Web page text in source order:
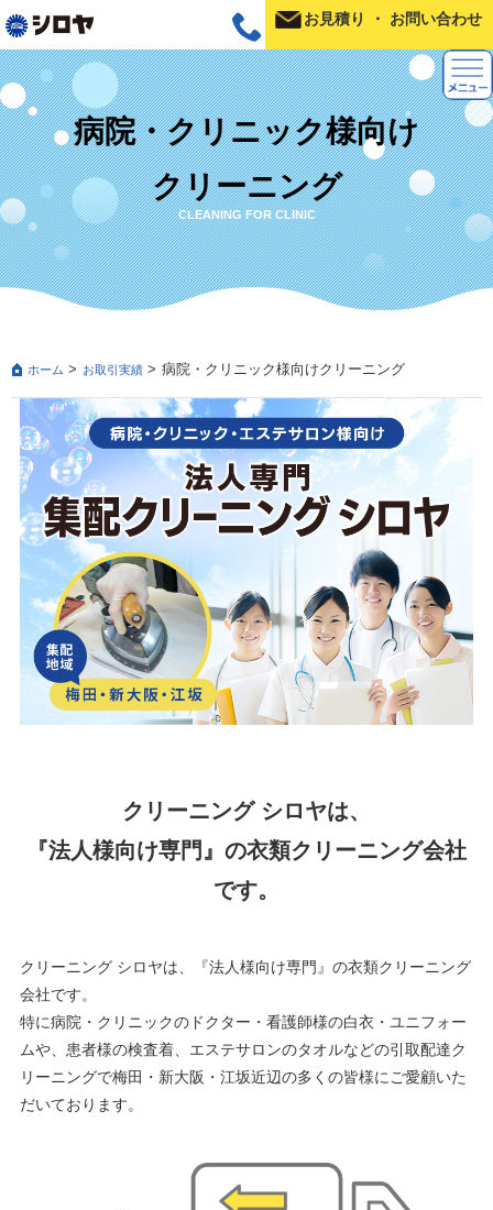
お見積り ・ お問い合わせ
病院・クリニック様向け
クリーニング
CLEANING FOR CLINIC
ホーム お取引実績 病院・クリニック様向けクリーニング
クリーニング シロヤは、
『法人様向け専門』の衣類クリーニング会社
です。
クリーニング シロヤは、『法人様向け専門』の衣類クリーニング
会社です。
特に病院・クリニックのドクター・看護師様の白衣・ユニフォー
ムや、患者様の検査着、エステサロンのタオルなどの引取配達ク
リーニングで梅田・新大阪・江坂近辺の多くの皆様にご愛顧いた
だいております。